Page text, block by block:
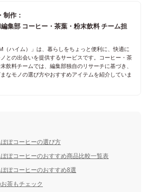
制作：
集部 コーヒー・茶葉・粉末飲料 チーム担
（ハイム）」は、暮らしをちょっと便利に、快適に
との出会いを提供するサービスです。コーヒー・茶
飲料チームでは、編集部独自のリサーチに基づき、
なモノの選び方やおすすめアイテムを紹介していま
ぽコーヒーの選び方
ぽコーヒーのおすすめ商品比較一覧表
ぽコーヒーのおすすめ8選
茶もチェック